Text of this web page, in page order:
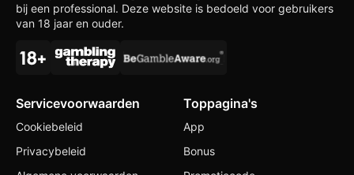
bij een professional. Deze website is bedoeld voor gebruikers
van 18 jaar en ouder.
Servicevoorwaarden
Cookiebeleid
Privacybeleid
Toppagina's
App
Bonus